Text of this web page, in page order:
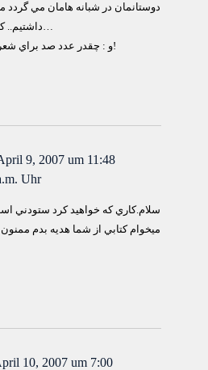
دوستانمان در شبانه هامان مي گردد
و : چقدر عدد صد براي شعرهاي ماندگار كوچك است!
9, 2007 um 11:48
Uhr
سلام.كاري كه خواهيد كرد ستودني
ميخوام كتابي از شما هديه بدم
10, 2007 um 7:00